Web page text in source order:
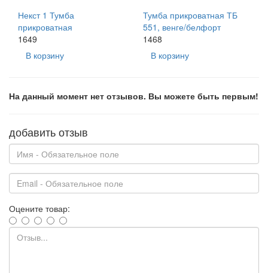
Некст 1 Тумба
прикроватная
1649
В корзину
Тумба прикроватная ТБ
551, венге/белфорт
1468
В корзину
На данный момент нет отзывов. Вы можете быть первым!
добавить отзыв
Оцените товар: